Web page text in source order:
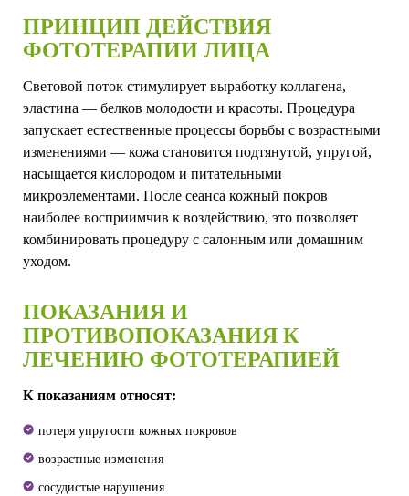
ПРИНЦИП ДЕЙСТВИЯ
ФОТОТЕРАПИИ ЛИЦА
Световой поток стимулирует выработку коллагена,
эластина — белков молодости и красоты. Процедура
запускает естественные процессы борьбы с возрастными
изменениями — кожа становится подтянутой, упругой,
насыщается кислородом и питательными
микроэлементами. После сеанса кожный покров
наиболее восприимчив к воздействию, это позволяет
комбинировать процедуру с салонным или домашним
уходом.
ПОКАЗАНИЯ И
ПРОТИВОПОКАЗАНИЯ К
ЛЕЧЕНИЮ ФОТОТЕРАПИЕЙ
К показаниям относят:
потеря упругости кожных покровов
возрастные изменения
сосудистые нарушения